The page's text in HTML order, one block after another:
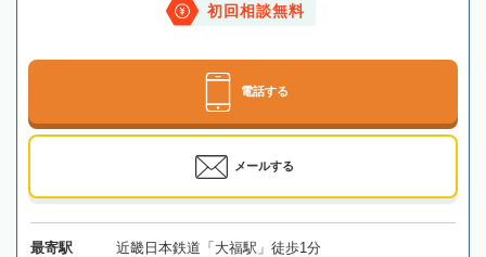
初回相談無料
電話する
メールする
最寄駅 近畿日本鉄道「大福駅」徒歩1分